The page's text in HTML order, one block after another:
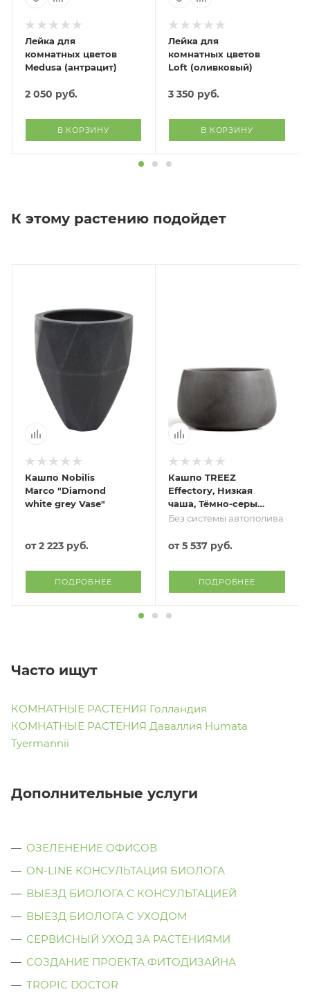
Лейка для
комнатных цветов
Medusa (антрацит)
2 050 руб.
В КОРЗИНУ
Лейка для
комнатных цветов
Loft (оливковый)
3 350 руб.
В КОРЗИНУ
К этому растению подойдет
Кашпо Nobilis
Marco "Diamond
white grey Vase"
от2 223 руб.
ПОДРОБНЕЕ
Кашпо TREEZ
Effectory, Низкая
чаша, Тёмно-серый
бетон
Без системы автополива
от5 537 руб.
ПОДРОБНЕЕ
Часто ищут
КОМНАТНЫЕ РАСТЕНИЯ Голландия
КОМНАТНЫЕ РАСТЕНИЯ Даваллия Humata
Tyermannii
Дополнительные услуги
ОЗЕЛЕНЕНИЕ ОФИСОВ
ON-LINE КОНСУЛЬТАЦИЯ БИОЛОГА
ВЫЕЗД БИОЛОГА С КОНСУЛЬТАЦИЕЙ
ВЫЕЗД БИОЛОГА C УХОДОМ
СЕРВИСНЫЙ УХОД ЗА РАСТЕНИЯМИ
СОЗДАНИЕ ПРОЕКТА ФИТОДИЗАЙНА
TROPIC DOCTOR